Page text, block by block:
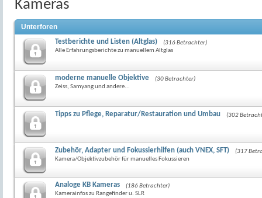
Kameras
Unterforen
Testberichte und Listen (Altglas)
(316 Betrachter)
Alle Erfahrungsberichte zu manuellem Altglas
moderne manuelle Objektive
(30 Betrachter)
Zeiss, Samyang und andere...
Tipps zu Pflege, Reparatur/Restauration und Umbau (302
Zubehör, Adapter und Fokussierhilfen (auch VNEX, SFT)
(317
Kamera/Objektivzubehör für manuelles Fokussieren
Analoge KB Kameras
(186 Betrachter)
Kamerainfos zu Rangefinder u. SLR